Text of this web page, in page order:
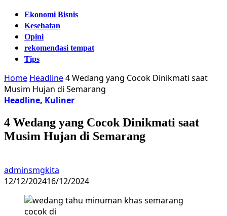
Ekonomi Bisnis
Kesehatan
Opini
rekomendasi tempat
Tips
Home Headline4 Wedang yang Cocok Dinikmati saat
Musim Hujan di Semarang
Headline, Kuliner
4 Wedang yang Cocok Dinikmati saat
Musim Hujan di Semarang
adminsmgkita
12/12/202416/12/2024